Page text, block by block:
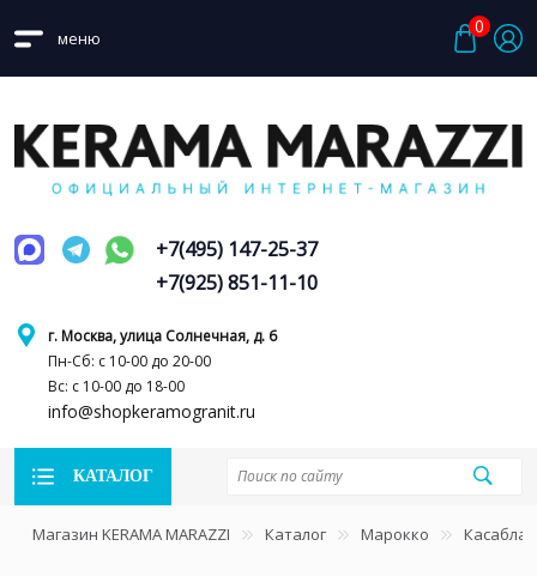
меню
0
г. Москва, улица Солнечная, д. 6
Пн-Сб: с 10-00 до 20-00
Вс: с 10-00 до 18-00
info@shopkeramogranit.ru
+7(495) 147-25-37
+7(925) 851-11-10
КАТАЛОГ
Магазин KERAMA MARAZZI Каталог Марокко